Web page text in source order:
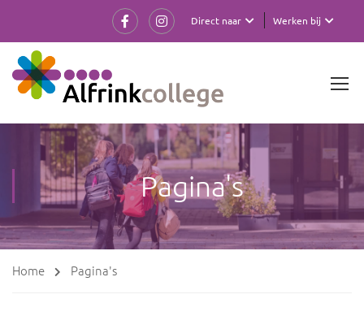
Werken bij
Direct naar
Pagina's
Home Pagina's